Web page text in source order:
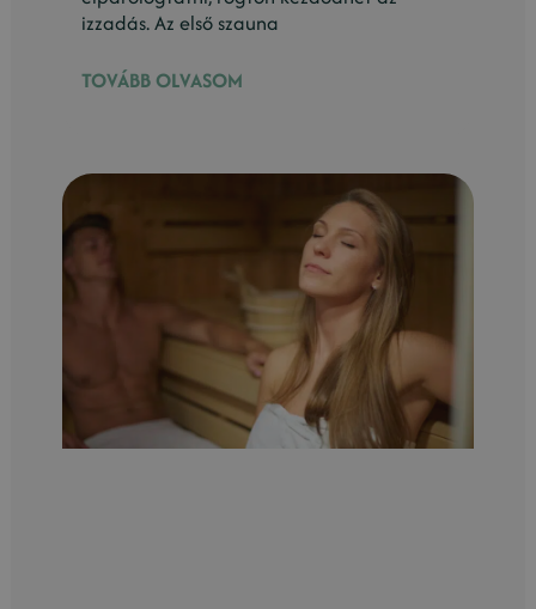
izzadás. Az első szauna
TOVÁBB OLVASOM